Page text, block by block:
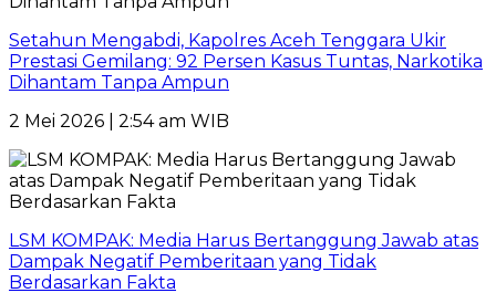
Setahun Mengabdi, Kapolres Aceh Tenggara Ukir
Prestasi Gemilang: 92 Persen Kasus Tuntas, Narkotika
Dihantam Tanpa Ampun
2 Mei 2026 | 2:54 am WIB
LSM KOMPAK: Media Harus Bertanggung Jawab atas
Dampak Negatif Pemberitaan yang Tidak
Berdasarkan Fakta